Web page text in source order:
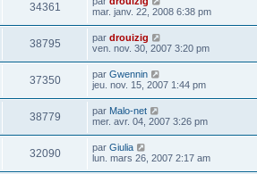
34361
mar. janv. 22, 2008 6:38 pm
38795 par drouizig
ven. nov. 30, 2007 3:20 pm
37350 par Gwennin
jeu. nov. 15, 2007 1:44 pm
38779 par Malo-net
mer. avr. 04, 2007 3:26 pm
32090 par Giulia
lun. mars 26, 2007 2:17 am